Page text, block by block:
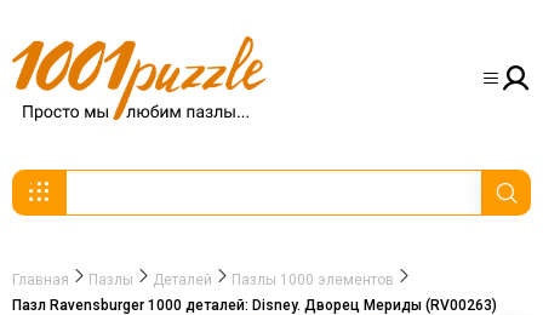
Главная Пазлы Деталей
Пазлы 1000 элементов
Пазл Ravensburger 1000 деталей: Disney. Дворец Мериды (RV00263)